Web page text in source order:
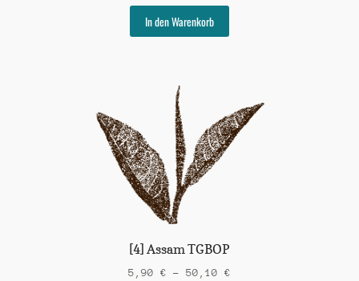
In den Warenkorb
Die
Optionen
werden
[4] Assam TGBOP
5,90 € – 50,10 €